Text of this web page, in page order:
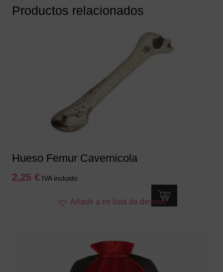
Productos relacionados
Hueso Femur Cavernicola
2,25 € IVA incluido
Añadir a mi lista de deseos